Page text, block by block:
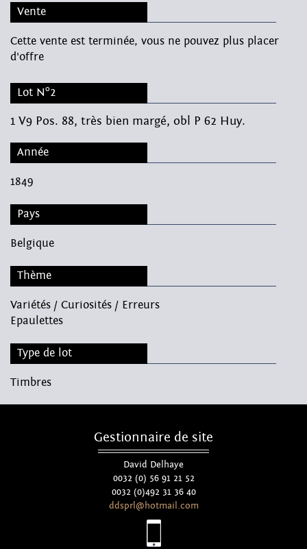
Vente
Cette vente est terminée, vous ne pouvez plus placer
d'offre
Lot N°2
1 V9 Pos. 88, très bien margé, obl P 62 Huy.
Année
1849
Pays
Belgique
Thème
Variétés / Curiosités / Erreurs
Epaulettes
Type de lot
Timbres
Gestionnaire de site
David Delhaye
0032 (0) 56 91 21 52
0032 (0)492 31 36 40
ddsprl@hotmail.com